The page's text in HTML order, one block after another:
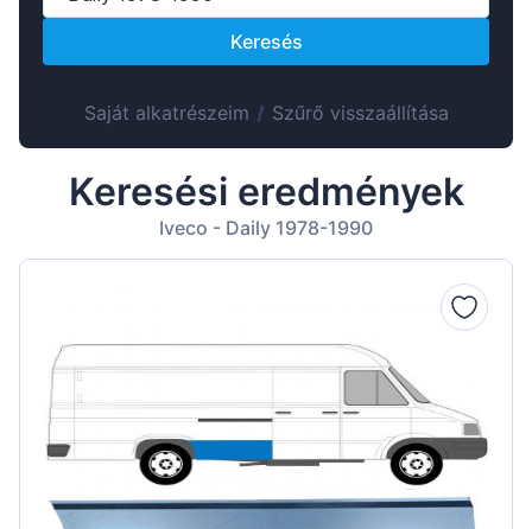
Lietuvių
Português
Latvian
Keresés
Saját alkatrészeim / Szűrő visszaállítása
Keresési eredmények
Iveco - Daily 1978-1990